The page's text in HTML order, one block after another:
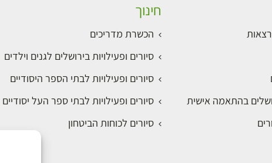
בהתאמה אישית
חינוך
הכשרת מדריכים
סיורים ופעילויות בירושלים לגנים וילדים
סיורים ופעילויות לבתי הספר היסודיים
סיורים ופעילויות לבתי ספר העל יסודיים
סיורים לכוחות הביטחון